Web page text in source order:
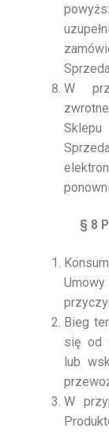
W
§ 8
Bieg
się od
lub
W